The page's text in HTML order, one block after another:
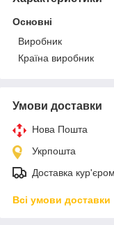
Основні
Виробник
Країна виробник
Умови доставки
Нова Пошта
Укрпошта
Доставка кур'єром
Всі умови доставки